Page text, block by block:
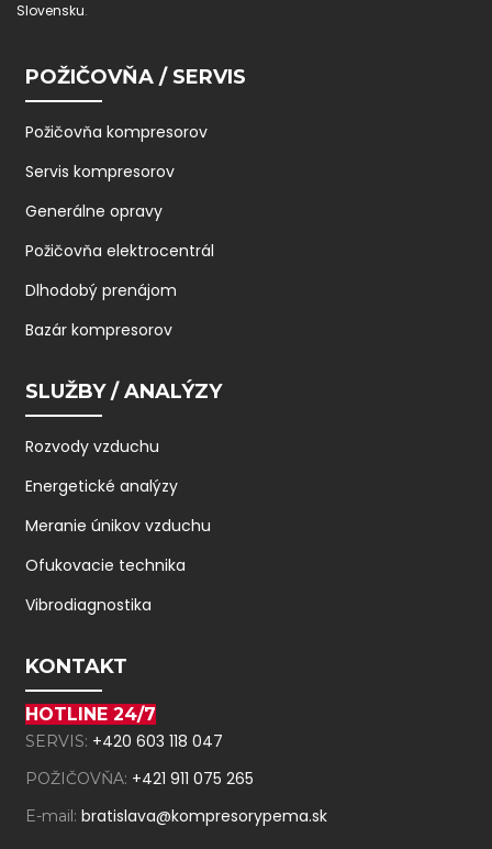
Slovensku.
POŽIČOVŇA / SERVIS
Požičovňa kompresorov
Servis kompresorov
Generálne opravy
Požičovňa elektrocentrál
Dlhodobý prenájom
Bazár kompresorov
SLUŽBY / ANALÝZY
Rozvody vzduchu
Energetické analýzy
Meranie únikov vzduchu
Ofukovacie technika
Vibrodiagnostika
KONTAKT
HOTLINE 24/7
SERVIS: +420 603 118 047
POŽIČOVŇA: +421 911 075 265
E-mail: bratislava@kompresorypema.sk